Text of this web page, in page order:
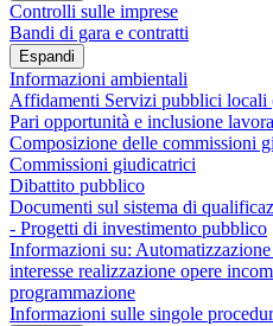
Controlli sulle imprese
Bandi di gara e contratti
Espandi
Informazioni ambientali
Affidamenti Servizi pubblici locali
Pari opportunità e inclusione
Composizione delle commissioni
Commissioni giudicatrici
Dibattito pubblico
Documenti sul sistema di
- Progetti di investimento pubblico
Informazioni su:
interesse realizzazione opere
programmazione
Informazioni sulle singole